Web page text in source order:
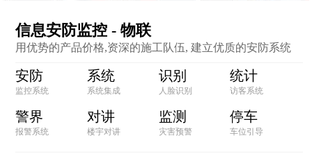
信息安防监控 - 物联
用优势的产品价格,资深的施工队伍, 建立优质的安防系统
安防
监控系统
系统
系统集成
识别
人脸识别
统计
访客系统
警界
报警系统
对讲
楼宇对讲
监测
灾害预警
停车
车位引导